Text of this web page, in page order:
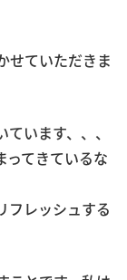
せていただきま
います、、、
ってきているな
フレッシュする